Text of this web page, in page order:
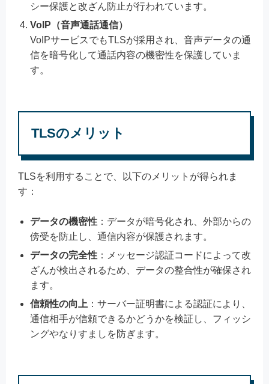
シー保護と改ざん防止が行われています。
VoIP（音声通話通信）
VoIPサービスでもTLSが採用され、音声データの通
信を暗号化して通話内容の機密性を保護していま
す。
TLSのメリット
TLSを利用することで、以下のメリットが得られま
す：
データの機密性 ：データが暗号化され、外部からの
傍受を防止し、通信内容が保護されます。
データの完全性 ：メッセージ認証コードによって改
ざんが検出されるため、データの整合性が確保され
ます。
信頼性の向上 ：サーバー証明書による認証により、
通信相手が信頼できるかどうかを検証し、フィッシ
ングやなりすましを防ぎます。